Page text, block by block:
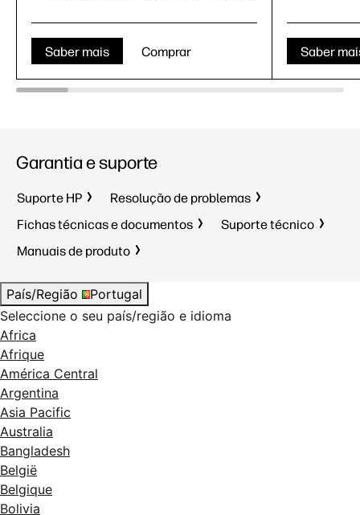
Saber mais Comprar Saber
Garantia e suporte
Suporte HP
Resolução de problemas
Fichas técnicas e documentos
Suporte técnico
Manuais de produto
País/Região
Portugal
Seleccione o seu país/região e idioma
Africa
Afrique
América Central
Argentina
Asia Pacific
Australia
Bangladesh
België
Belgique
Bolivia